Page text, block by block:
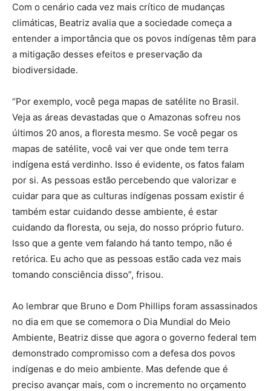
Com o cenário cada vez mais crítico de mudanças
climáticas, Beatriz avalia que a sociedade começa a
entender a importância que os povos indígenas têm para
a mitigação desses efeitos e preservação da
biodiversidade.
“Por exemplo, você pega mapas de satélite no Brasil.
Veja as áreas devastadas que o Amazonas sofreu nos
últimos 20 anos, a floresta mesmo. Se você pegar os
mapas de satélite, você vai ver que onde tem terra
indígena está verdinho. Isso é evidente, os fatos falam
por si. As pessoas estão percebendo que valorizar e
cuidar para que as culturas indígenas possam existir é
também estar cuidando desse ambiente, é estar
cuidando da floresta, ou seja, do nosso próprio futuro.
Isso que a gente vem falando há tanto tempo, não é
retórica. Eu acho que as pessoas estão cada vez mais
tomando consciência disso”, frisou.
Ao lembrar que Bruno e Dom Phillips foram assassinados
no dia em que se comemora o Dia Mundial do Meio
Ambiente, Beatriz disse que agora o governo federal tem
demonstrado compromisso com a defesa dos povos
indígenas e do meio ambiente. Mas defende que é
preciso avançar mais, com o incremento no orçamento